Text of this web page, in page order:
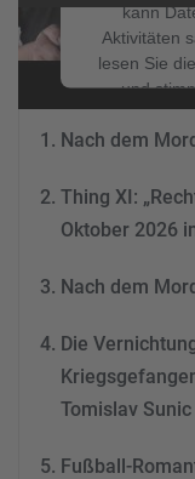
kann
Aktivitäten
lesen Sie
und
Nutzung des
dieses
Mehr
Consent
&
NEUESTE
Nach dem
Thing XI:
Oktober 2026
Nach dem
Die
Tomislav Sunic
Fußball-